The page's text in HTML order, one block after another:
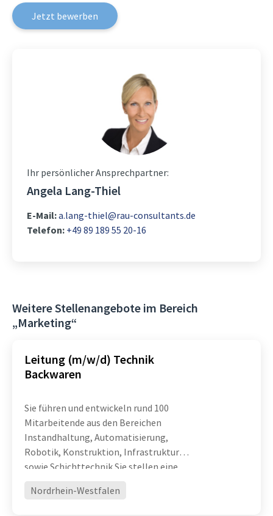
Jetzt bewerben
Ihr persönlicher Ansprechpartner:
Angela Lang-Thiel
E-Mail:a.lang-thiel@rau-consultants.de
Telefon: +49 89 189 55 20-16
Weitere Stellenangebote im Bereich
„Marketing“
Leitung (m/w/d) Technik
Backwaren
Sie führen und entwickeln rund 100
Mitarbeitende aus den Bereichen
Instandhaltung, Automatisierung,
Robotik, Konstruktion, Infrastruktur
sowie Schichttechnik Sie stellen eine
Leistungsfähigkeit komplexer
Nordrhein-Westfalen